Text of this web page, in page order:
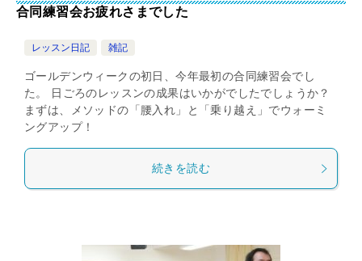
合同練習会お疲れさまでした
レッスン日記 雑記
ゴールデンウィークの初日、今年最初の合同練習会でし
た。 日ごろのレッスンの成果はいかがでしたでしょうか？
まずは、メソッドの「腰入れ」と「乗り越え」でウォーミ
ングアップ！
続きを読む